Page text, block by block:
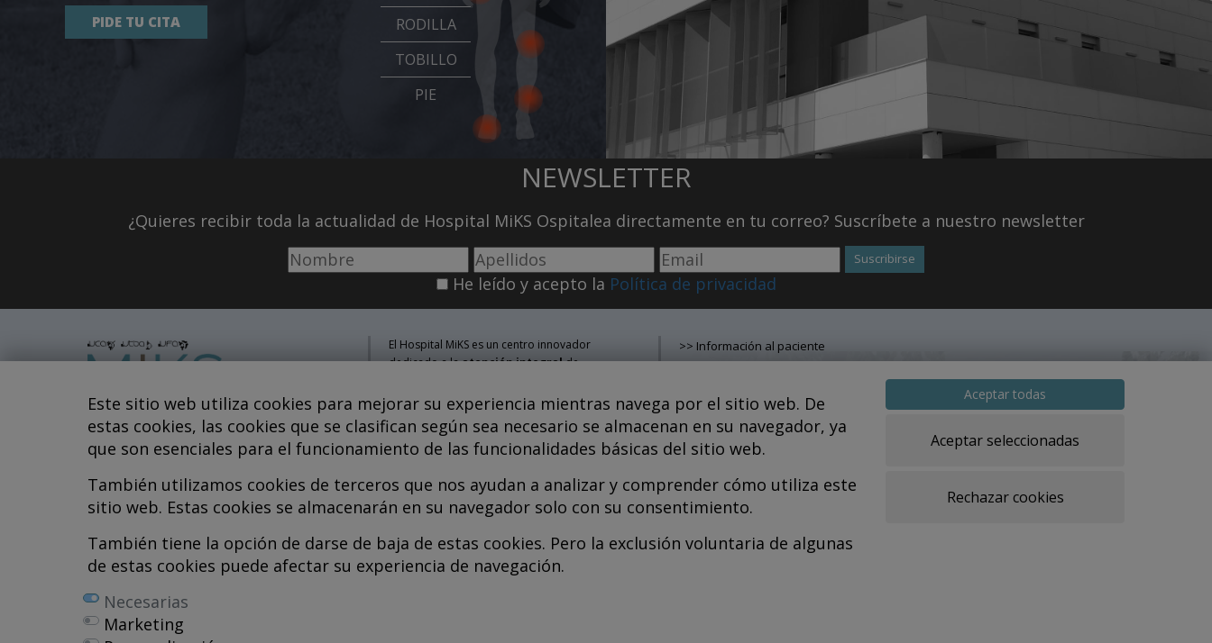
Este sitio web utiliza cookies para mejorar su experiencia mientras navega por el sitio web. De
estas cookies, las cookies que se clasifican según sea necesario se almacenan en su navegador, ya
que son esenciales para el funcionamiento de las funcionalidades básicas del sitio web.
También utilizamos cookies de terceros que nos ayudan a analizar y comprender cómo utiliza este
sitio web. Estas cookies se almacenarán en su navegador solo con su consentimiento.
También tiene la opción de darse de baja de estas cookies. Pero la exclusión voluntaria de algunas
de estas cookies puede afectar su experiencia de navegación.
Necesarias
Marketing
Aceptar todas
Aceptar seleccionadas
Rechazar cookies
RODILLA
TOBILLO
PIE
PIDE TU CITA
NEWSLETTER
¿Quieres recibir toda la actualidad de Hospital MiKS Ospitalea directamente en tu correo? Suscríbete a nuestro newsletter
He leído y acepto la Política de privacidad
C/ Duque de Wellington, 33
01010 - Vitoria-Gasteiz
Tel. +34 945 252 077
pacientes@hospitalmiks.com
El Hospital MiKS es un centro innovador
dedicado a laatención integralde
musculoesquelético, tanto en edad
pediátrica como adulta, que combina
servicios médicos avanzados con
investigación, formación y divulgación en
Mikel Sánchez, MD PhD.
Licenciado en Medicina y Cirugía.
Copyright © 2026
Todos los derechos reservados
>> Información al paciente
>> Noticias
>> Cómo llegar
>> Servicios
>> Equipo
>> Política de cookies
>> Política de privacidad